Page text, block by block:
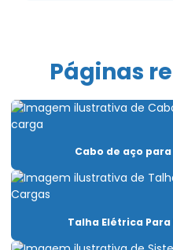
Cabo de aço para talha
Caminho de rolamento para
Carro Talha Duplaviga
Carro Talha Duplaviga Com
Páginas
Cabo de aço
Talha Elétrica